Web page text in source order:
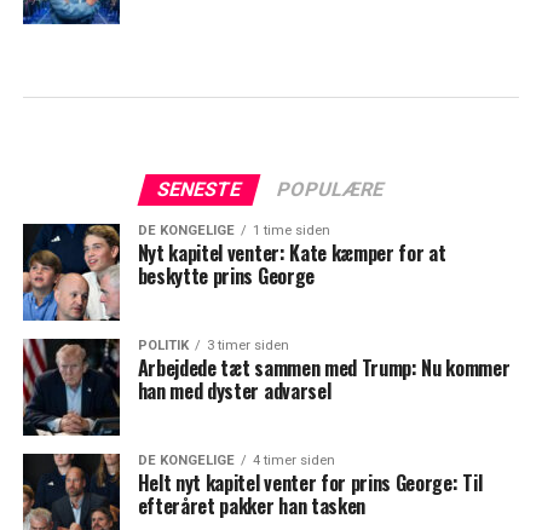
SENESTE POPULÆRE
DE KONGELIGE 1 time siden
Nyt kapitel venter: Kate kæmper for at
beskytte prins George
POLITIK 3 timer siden
Arbejdede tæt sammen med Trump: Nu kommer
han med dyster advarsel
DE KONGELIGE 4 timer siden
Helt nyt kapitel venter for prins George: Til
efteråret pakker han tasken